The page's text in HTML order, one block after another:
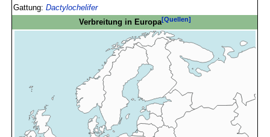
Gattung:Dactylochelifer
Verbreitung in Europa[Quellen]